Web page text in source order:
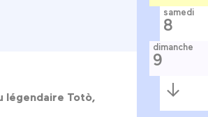
légendaire Totò,
samedi
8
dimanche
9
Semaine
suivante